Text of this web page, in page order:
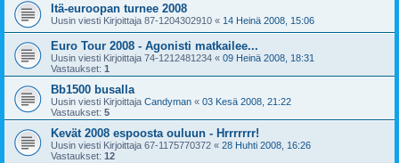
Itä-euroopan turnee 2008
Uusin viesti Kirjoittaja 87-1204302910 « 14 Heinä 2008, 15:06
Euro Tour 2008 - Agonisti matkailee...
Uusin viesti Kirjoittaja 74-1212481234 « 09 Heinä 2008, 18:31
Vastaukset: 1
Bb1500 busalla
Uusin viesti Kirjoittaja Candyman « 03 Kesä 2008, 21:22
Vastaukset: 5
Kevät 2008 espoosta ouluun - Hrrrrrrr!
Uusin viesti Kirjoittaja 67-1175770372 « 28 Huhti 2008, 16:26
Vastaukset: 12